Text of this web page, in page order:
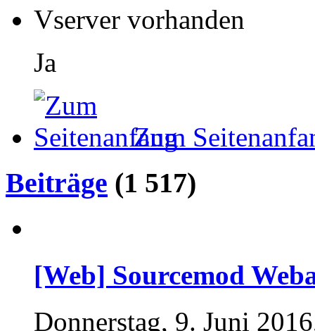
Vserver vorhanden
Ja
Zum
Beiträge (1 517)
[Web] Sourcemod
Donnerstag, 9. Juni